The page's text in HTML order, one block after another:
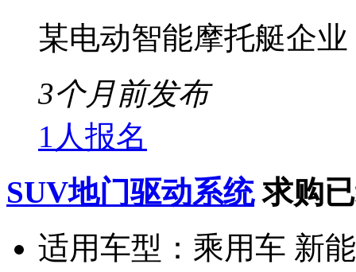
某电动智能摩托艇企业
3个月前发布
1人报名
SUV地门驱动系统 求购
适用车型： 乘用车 新